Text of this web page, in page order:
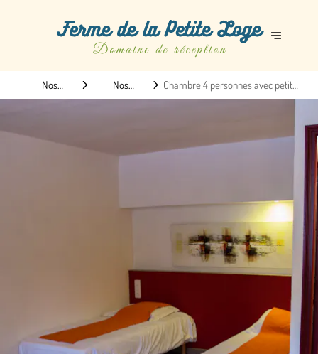
Nos
hébergements
Nos
hébergements
Chambre 4 personnes avec petit-
déjeuner